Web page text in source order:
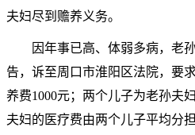
夫妇尽到赡养义务。
因年事已高、体弱多病，老孙
告，诉至周口市淮阳区法院，要
养费1000元；两个儿子为老孙夫
夫妇的医疗费由两个儿子平均分